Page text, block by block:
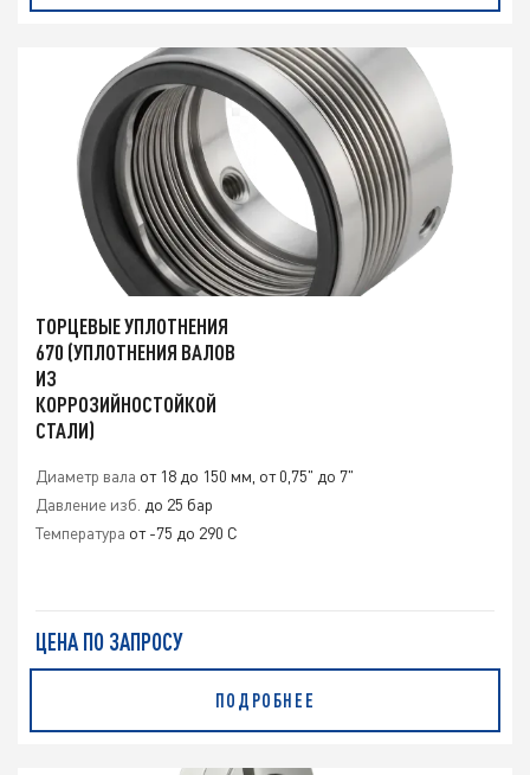
ТОРЦЕВЫЕ УПЛОТНЕНИЯ
670 (УПЛОТНЕНИЯ ВАЛОВ
ИЗ
КОРРОЗИЙНОСТОЙКОЙ
СТАЛИ)
Диаметр вала от 18 до 150 мм, от 0,75" до 7"
Давление изб. до 25 бар
Температура от -75 до 290 C
ЦЕНА ПО ЗАПРОСУ
ПОДРОБНЕЕ